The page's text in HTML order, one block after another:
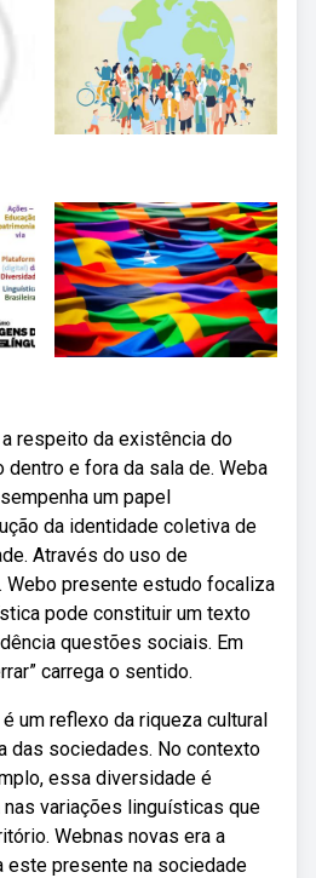
respeito da existência do
e fora da sala de. Weba
um papel
da identidade coletiva de
Através do uso de
presente estudo focaliza
pode constituir um texto
questões sociais. Em
carrega o sentido.
um reflexo da riqueza cultural
das sociedades. No contexto
essa diversidade é
variações linguísticas que
Webnas novas era a
presente na sociedade